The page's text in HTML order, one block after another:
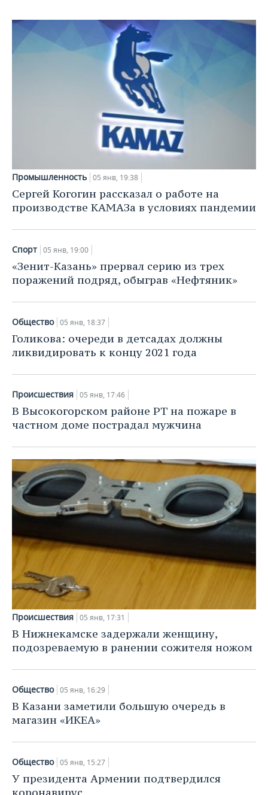
ХОККЕЙ С МЯЧОМ
ПРОИСШЕСТВИЯ
Промышленность 05 янв, 19:38
Сергей Когогин рассказал о работе на
производстве КАМАЗа в условиях пандемии
Спорт 05 янв, 19:00
«Зенит-Казань» прервал серию из трех
поражений подряд, обыграв «Нефтяник»
Общество 05 янв, 18:37
Голикова: очереди в детсадах должны
ликвидировать к концу 2021 года
Происшествия 05 янв, 17:46
В Высокогорском районе РТ на пожаре в
частном доме пострадал мужчина
Происшествия 05 янв, 17:31
В Нижнекамске задержали женщину,
подозреваемую в ранении сожителя ножом
Общество 05 янв, 16:29
В Казани заметили большую очередь в
магазин «ИКЕА»
Общество 05 янв, 15:27
У президента Армении подтвердился
коронавирус